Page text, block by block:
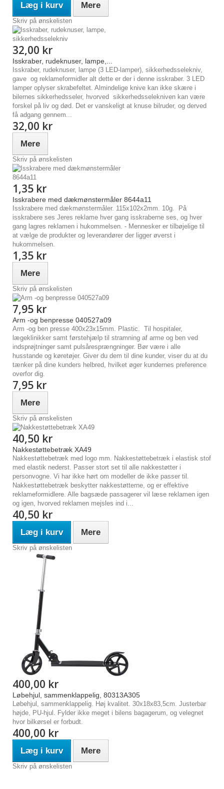
Læg i kurv Mere
Skriv på ønskelisten
32,00 kr
Isskraber, rudeknuser, lampe,...
Isskraber, rudeknuser, lampe (3 LED-lamper), sikkerhedsselekniv,
gave og reklameformidler alt dette er der i denne isskraber. 3 LED
lamper oplyser skrabefeltet. Almindelige knive kan ikke skære i
bilernes sikkerhedsseler, hvorved sikkerhedsselekniven kan være
forskel på liv og død. Det er vanskeligt at knuse bilruder, og derved
få adgang gennem...
32,00 kr
Mere
Skriv på ønskelisten
1,35 kr
Isskrabere med dækmønstermåler 8644a11
Isskrabere med dækmønstermåler. 115x102x2mm. 10g. På
isskrabere ses Jeres reklame hver gang isskraberne ses, og hver
gang lagres reklamen i hukommelsen. - Mennesker er tilbøjelige til
at vælge de produkter og leverandører der ligger øverst i
hukommelsen.
1,35 kr
Mere
Skriv på ønskelisten
7,95 kr
Arm -og benpresse 040527a09
Arm -og ben presse 400x23x15mm. Plastic. Til hospitaler,
lægeklinikker samt førstehjælp til stramning af arme og ben ved
indsprøjtninger samt pulsåresprængninger. Bør være i alle
husstande og køretøjer. Giver du dem til dine kunder, viser du at du
tænker på dine kunders helbred, hvilket øger kundernes preference
overfor dig.
7,95 kr
Mere
Skriv på ønskelisten
40,50 kr
Nakkestøttebetræk XA49
Nakkestøttebetræk med logo mm. Nakkestøttebetræk i elastisk stof
med elastik nederst. Passer stort set til alle nakkestøtter i
personvogne. Vi har ikke hørt om modeller de ikke passer til.
Nakkestøttebetræk beskytter nakkestøtterne, og er effektive
reklameformidlere. Alle bagsæde passagerer vil læse reklamen igen
og igen, hvorved reklamen mejsles ind i...
40,50 kr
Læg i kurv Mere
Skriv på ønskelisten
400,00 kr
Løbehjul, sammenklappelig, 80313A305
Løbehjul, sammenklappelig. Høj kvalitet. 30x18x83,5cm. Justerbar
højde, PU-hjul. Fylder ikke meget i bilens bagagerum, og velegnet
hvor bilkørsel er forbudt.
400,00 kr
Læg i kurv Mere
Skriv på ønskelisten